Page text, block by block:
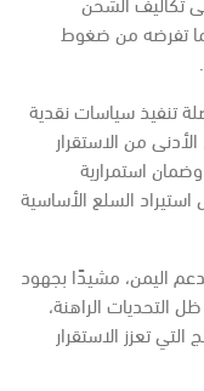
تفرضه من ضغوط
تنفيذ سياسات نقدية
من الاستقرار
استمرارية
السلع الأساسية
اليمن، مشيدًا بجهود
التحديات الراهنة،
تعزز الاستقرار